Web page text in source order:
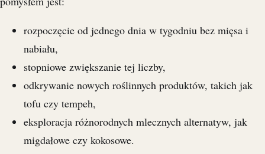
rozpoczęcie od jednego dnia w tygodniu bez mięsa i
nabiału,
stopniowe zwiększanie tej liczby,
odkrywanie nowych roślinnych produktów, takich jak
tofu czy tempeh,
eksploracja różnorodnych mlecznych alternatyw, jak
migdałowe czy kokosowe.